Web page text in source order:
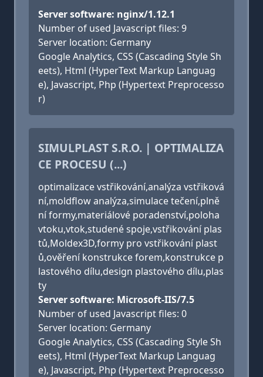
Server software: nginx/1.12.1
Number of used Javascript files: 9
Server location: Germany
Google Analytics, CSS (Cascading Style Sh
eets), Html (HyperText Markup Languag
e), Javascript, Php (Hypertext Preprocesso
r)
SIMULPLAST S.R.O. | OPTIMALIZA
CE PROCESU (...)
optimalizace vstřikování,analýza vstřiková
ní,moldflow analýza,simulace tečení,plně
ní formy,materiálové poradenství,poloha
vtoku,vtok,studené spoje,vstřikování plas
tů,Moldex3D,formy pro vstřikování plast
ů,ověření konstrukce forem,konstrukce p
lastového dílu,design plastového dílu,plas
ty
Server software: Microsoft-IIS/7.5
Number of used Javascript files: 0
Server location: Germany
Google Analytics, CSS (Cascading Style Sh
eets), Html (HyperText Markup Languag
e), Javascript, Php (Hypertext Preprocesso